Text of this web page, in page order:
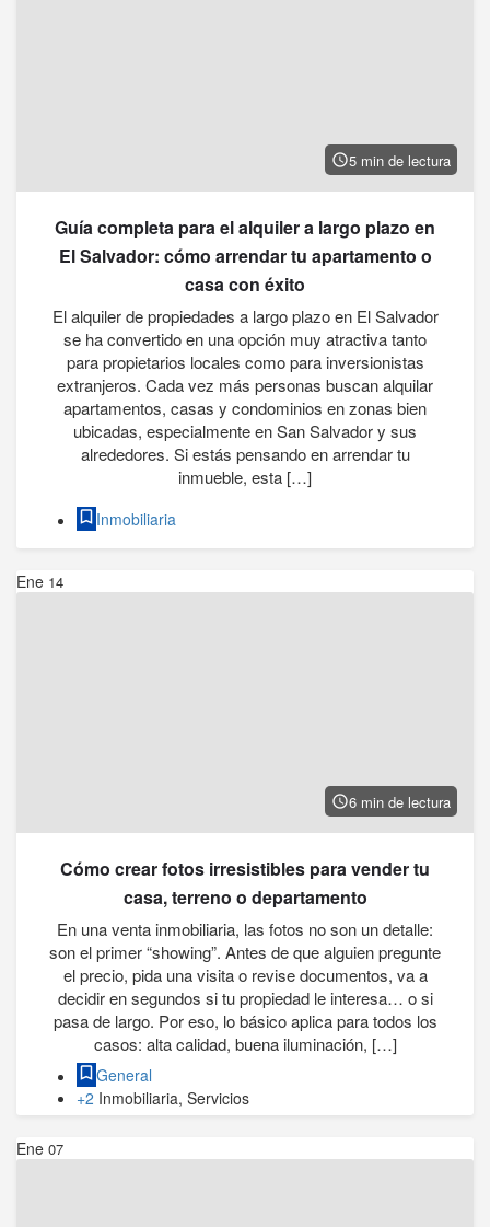
5 min de lectura
Guía completa para el alquiler a largo plazo en
El Salvador: cómo arrendar tu apartamento o
casa con éxito
El alquiler de propiedades a largo plazo en El Salvador
se ha convertido en una opción muy atractiva tanto
para propietarios locales como para inversionistas
extranjeros. Cada vez más personas buscan alquilar
apartamentos, casas y condominios en zonas bien
ubicadas, especialmente en San Salvador y sus
alrededores. Si estás pensando en arrendar tu
inmueble, esta […]
Inmobiliaria
Ene 14
6 min de lectura
Cómo crear fotos irresistibles para vender tu
casa, terreno o departamento
En una venta inmobiliaria, las fotos no son un detalle:
son el primer “showing”. Antes de que alguien pregunte
el precio, pida una visita o revise documentos, va a
decidir en segundos si tu propiedad le interesa… o si
pasa de largo. Por eso, lo básico aplica para todos los
casos: alta calidad, buena iluminación, […]
General
+2 Inmobiliaria, Servicios
Ene 07